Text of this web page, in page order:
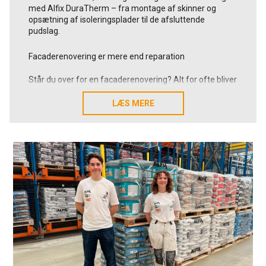
med Alfix DuraTherm – fra montage af skinner og
opsætning af isoleringsplader til de afsluttende
pudslag.
Facaderenovering er mere end reparation
Står du over for en facaderenovering? Alt for ofte bliver
facaderenovering reduceret til udbedring af skader eller
et rent æstetisk løft. Men i mange tilfælde bør man stille
et vigtigere spørgsmål:
eller samtidig forbedre bygningens samlede energi-
samt klimamæssige performance?
Med en udvendig klimaskærm kan du ikke kun ændre
bygningens udtryk – du kan også opnå en række
markante funktionelle fordele:
Energibesparelser*
LÆS MERE
LÆS MERE